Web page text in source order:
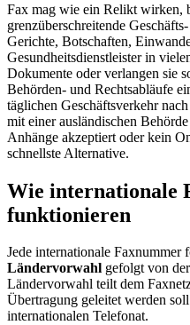
Fax mag wie ein Relikt wirken,
grenzüberschreitende
Gerichte, Botschaften,
Gesundheitsdienstleister in
Dokumente oder verlangen sie
Behörden- und Rechtsabläufe
täglichen Geschäftsverkehr
mit einer ausländischen
Anhänge akzeptiert oder kein
schnellste Alternative.
Wie internationale
funktionieren
Jede internationale Faxnummer
Ländervorwahl gefolgt von der
Ländervorwahl teilt dem
Übertragung geleitet werden
internationalen Telefonat.